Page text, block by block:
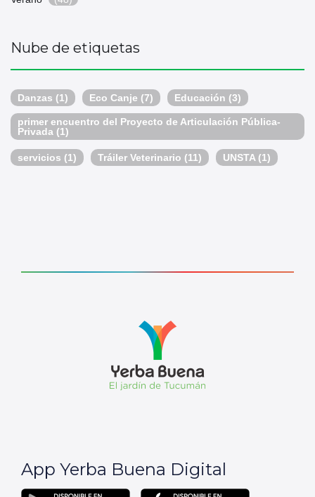
Nube de etiquetas
Danzas (1) Eco Canje (7) Educación (3)
primer encuentro del Proyecto de Articulación Pública-
Privada (1)
servicios (1) Tráiler Veterinario (11) UNSTA(1)
App Yerba Buena Digital